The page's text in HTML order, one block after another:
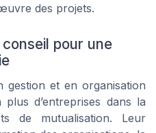
des projets.
pour une
gestion et en organisation
d’entreprises dans la
de mutualisation. Leur